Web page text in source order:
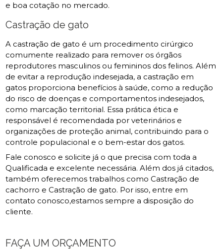
e boa cotação no mercado.
Castração de gato
A castração de gato é um procedimento cirúrgico
comumente realizado para remover os órgãos
reprodutores masculinos ou femininos dos felinos. Além
de evitar a reprodução indesejada, a castração em
gatos proporciona benefícios à saúde, como a redução
do risco de doenças e comportamentos indesejados,
como marcação territorial. Essa prática ética e
responsável é recomendada por veterinários e
organizações de proteção animal, contribuindo para o
controle populacional e o bem-estar dos gatos.
Fale conosco e solicite já o que precisa com toda a
Qualificada e excelente necessária. Além dos já citados,
também oferecemos trabalhos como Castração de
cachorro e Castração de gato. Por isso, entre em
contato conosco,estamos sempre a disposição do
cliente.
FAÇA UM ORÇAMENTO